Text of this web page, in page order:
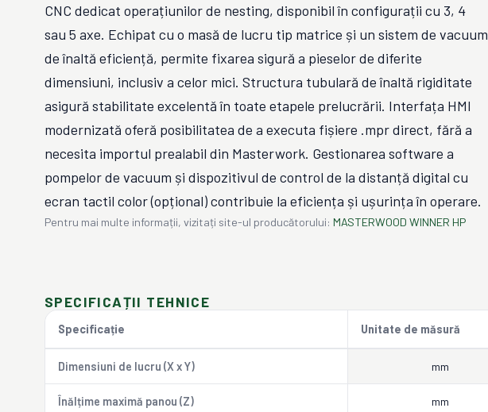
CNC dedicat operațiunilor de nesting, disponibil în configurații cu 3, 4
sau 5 axe. Echipat cu o masă de lucru tip matrice și un sistem de vacuum
de înaltă eficiență, permite fixarea sigură a pieselor de diferite
dimensiuni, inclusiv a celor mici. Structura tubulară de înaltă rigiditate
asigură stabilitate excelentă în toate etapele prelucrării. Interfața HMI
modernizată oferă posibilitatea de a executa fișiere .mpr direct, fără a
necesita importul prealabil din Masterwork. Gestionarea software a
pompelor de vacuum și dispozitivul de control de la distanță digital cu
ecran tactil color (opțional) contribuie la eficiența și ușurința în operare.
Pentru mai multe informații, vizitați site-ul producătorului: MASTERWOOD WINNER HP
SPECIFICAȚII TEHNICE
Specificație Unitate de măsură
Dimensiuni de lucru (X x Y) mm
Înălțime maximă panou (Z) mm